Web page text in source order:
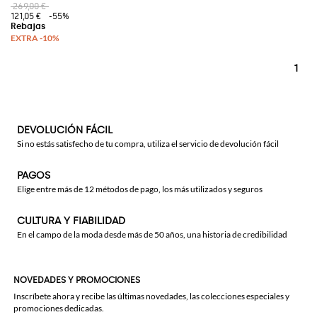
269,00 €
121,05 €
-55%
1
DEVOLUCIÓN FÁCIL
Si no estás satisfecho de tu compra, utiliza el servicio de devolución fácil
PAGOS
Elige entre más de 12 métodos de pago, los más utilizados y seguros
CULTURA Y FIABILIDAD
En el campo de la moda desde más de 50 años, una historia de credibilidad
NOVEDADES Y PROMOCIONES
Inscríbete ahora y recibe las últimas novedades, las colecciones especiales y
promociones dedicadas.